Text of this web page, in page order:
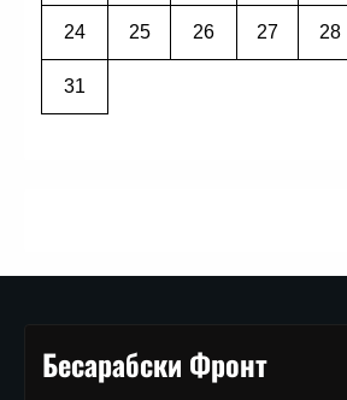
24 25 26 27 28
31
Бесарабски Фронт